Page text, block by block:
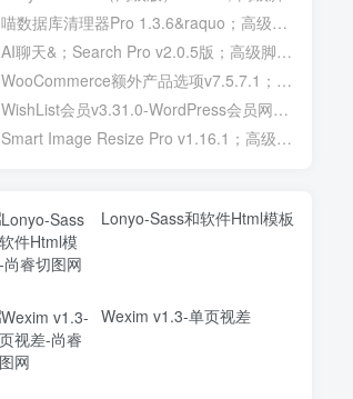
喵数据库清理器Pro 1.3.6&raquo；高级脚本、插件和；移动
AI聊天&；Search Pro v2.0.5版；高级脚本、插件和；移动
WooCommerce额外产品选项v7.5.7.1；高级脚本、插件和；移动
WishList会员v3.31.0-WordPress会员网站；高级脚本、插件和；移动
Smart Image Resize Pro v1.16.1；高级脚本、插件和；移动
Lonyo-Sass和软件Html模板
Wexim v1.3-单页视差